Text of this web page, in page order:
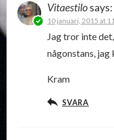
Vitaestilosays:
10 januari, 2015 at
Jag tror inte
någonstans, jag
Kram
SVARA